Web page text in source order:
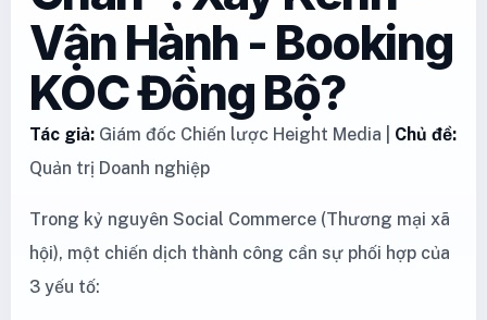
Vận Hành - Booking
KOC Đồng Bộ?
Tác giả: Giám đốc Chiến lược Height Media | Chủ đề:
Quản trị Doanh nghiệp
Trong kỷ nguyên Social Commerce (Thương mại xã
hội), một chiến dịch thành công cần sự phối hợp của
3 yếu tố: